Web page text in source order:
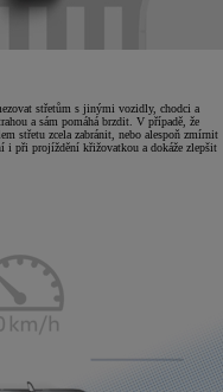
střetům s jinými vozidly, chodci a
a sám pomáhá brzdit. V případě, že
střetu zcela zabránit, nebo alespoň zmírnit
i při projíždění křižovatkou a dokáže zlepšit